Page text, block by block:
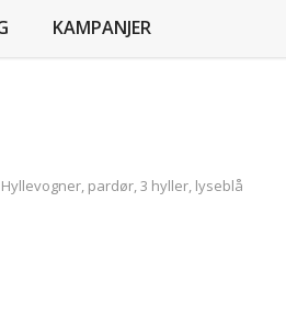
KAMPANJER
Hyllevogner, pardør, 3 hyller, lyseblå